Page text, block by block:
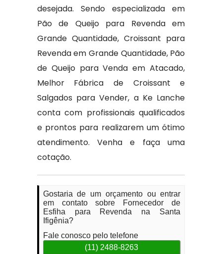
desejada. Sendo especializada em
Pão de Queijo para Revenda em
Grande Quantidade, Croissant para
Revenda em Grande Quantidade, Pão
de Queijo para Venda em Atacado,
Melhor Fábrica de Croissant e
Salgados para Vender, a Ke Lanche
conta com profissionais qualificados
e prontos para realizarem um ótimo
atendimento. Venha e faça uma
cotação.
Gostaria de um orçamento ou entrar
em contato sobre Fornecedor de
Esfiha para Revenda na Santa
Ifigênia?
Fale conosco pelo telefone
(11) 2488-8263